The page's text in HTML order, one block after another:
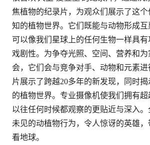
焦植物的纪录片，为观众们展示了这
知的植物世界。它们既能与动物形成
可以像我们星球上的任何生物一样具
戏剧性。为争夺光照、空间、营养和
会，它们会与竞争对手、动物和元素
片展示了跨越20多年的新发现，同时
的植物世界。专业摄像机使我们拥有
以往任何时候都观察的更贴近与深入
未见的动植物行为，令人惊讶的英雄
看地球。